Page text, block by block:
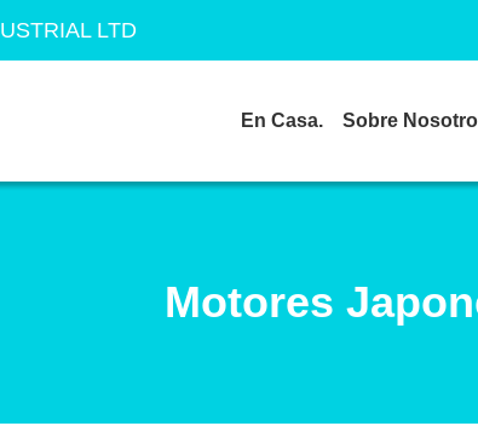
LTD
En Casa. Sobre
Motores